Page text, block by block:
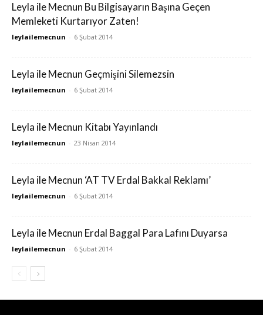
Leyla ile Mecnun Bu Bilgisayarın Başına Geçen
Memleketi Kurtarıyor Zaten!
leylailemecnun - 6 Şubat 2014
Leyla ile Mecnun Geçmişini Silemezsin
leylailemecnun - 6 Şubat 2014
Leyla ile Mecnun Kitabı Yayınlandı
leylailemecnun - 23 Nisan 2014
Leyla ile Mecnun ‘AT TV Erdal Bakkal Reklamı’
leylailemecnun - 6 Şubat 2014
Leyla ile Mecnun Erdal Baggal Para Lafını Duyarsa
leylailemecnun - 6 Şubat 2014